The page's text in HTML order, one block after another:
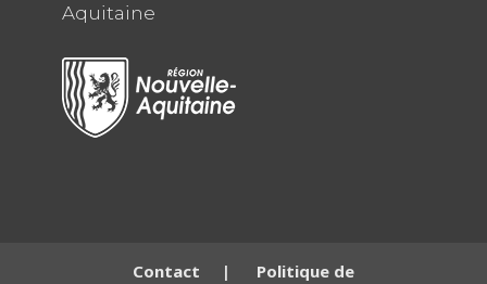
Aquitaine
Contact | Politique de